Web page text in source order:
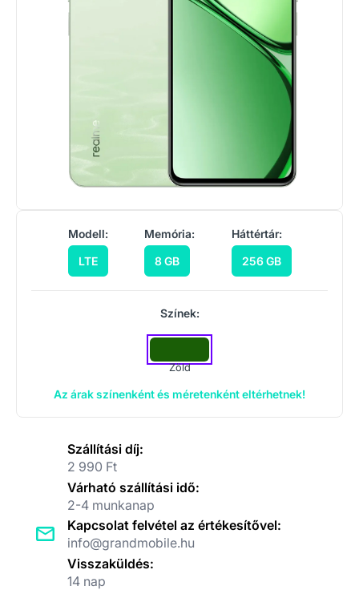
Modell:
LTE
Memória:
8 GB
Háttértár:
256 GB
Színek:
Zöld
Az árak színenként és méretenként eltérhetnek!
Szállítási díj:
2 990 Ft
Várható szállítási idő:
2-4 munkanap
Kapcsolat felvétel az értékesítővel:
info@grandmobile.hu
Visszaküldés:
14 nap